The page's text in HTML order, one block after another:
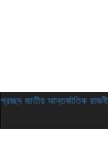
প্রচ্ছদ জাতীয় আন্তর্জাতিক